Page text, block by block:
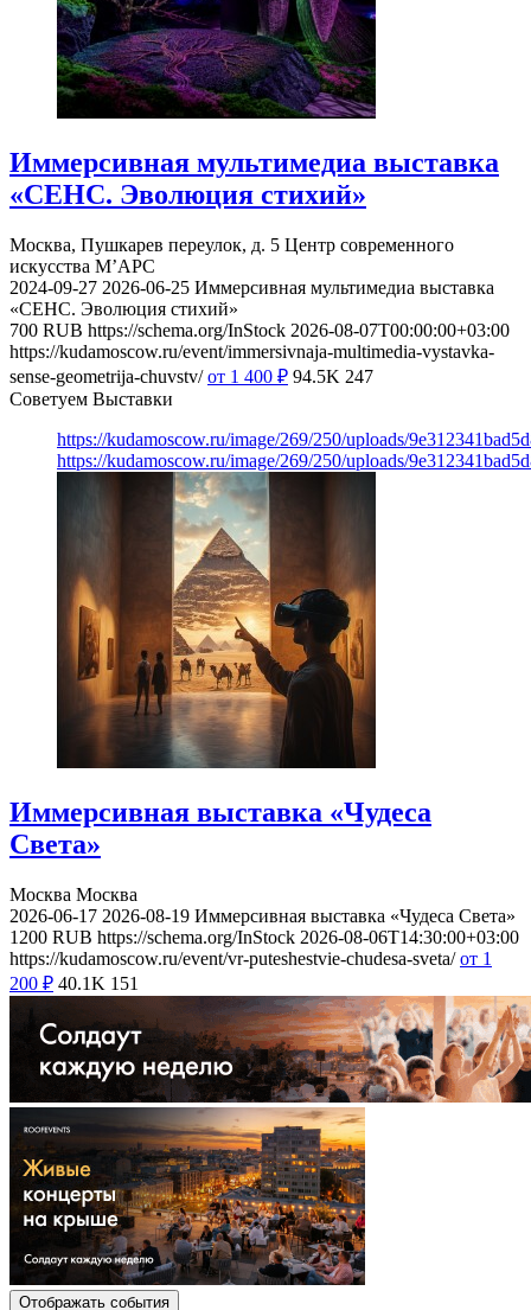
Иммерсивная мультимедиа выставка
«СЕНС. Эволюция стихий»
Москва, Пушкарев переулок, д. 5 Центр современного
искусства М’АРС
2024-09-27 2026-06-25 Иммерсивная мультимедиа выставка
«СЕНС. Эволюция стихий»
700 RUB https://schema.org/InStock 2026-08-07T00:00:00+03:00
https://kudamoscow.ru/event/immersivnaja-multimedia-vystavka-
sense-geometrija-chuvstv/ от 1 400 ₽ 94.5K 247
Советуем Выставки
https://kudamoscow.ru/image/269/250/uploads/
https://kudamoscow.ru/image/269/250/uploads/
Иммерсивная выставка «Чудеса
Света»
Москва Москва
2026-06-17 2026-08-19 Иммерсивная выставка «Чудеса Света»
1200 RUB https://schema.org/InStock 2026-08-06T14:30:00+03:00
https://kudamoscow.ru/event/vr-puteshestvie-chudesa-sveta/ от 1
200 ₽ 40.1K 151
Отображать события